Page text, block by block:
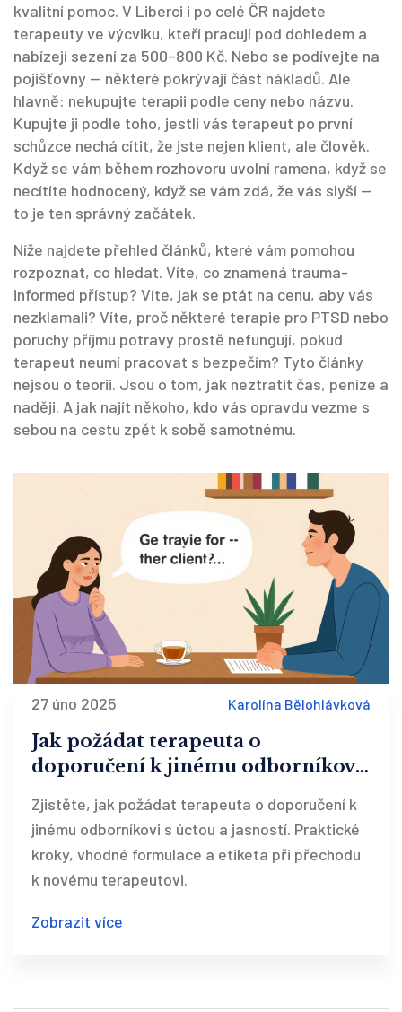
kvalitní pomoc. V Liberci i po celé ČR najdete
terapeuty ve výcviku, kteří pracují pod dohledem a
nabízejí sezení za 500–800 Kč. Nebo se podívejte na
pojišťovny — některé pokrývají část nákladů. Ale
hlavně: nekupujte terapii podle ceny nebo názvu.
Kupujte ji podle toho, jestli vás terapeut po první
schůzce nechá cítit, že jste nejen klient, ale člověk.
Když se vám během rozhovoru uvolní ramena, když se
necítíte hodnocený, když se vám zdá, že vás slyší —
to je ten správný začátek.
Níže najdete přehled článků, které vám pomohou
rozpoznat, co hledat. Víte, co znamená trauma-
informed přístup? Víte, jak se ptát na cenu, aby vás
nezklamali? Víte, proč některé terapie pro PTSD nebo
poruchy příjmu potravy prostě nefungují, pokud
terapeut neumí pracovat s bezpečím? Tyto články
nejsou o teorii. Jsou o tom, jak neztratit čas, peníze a
naději. A jak najít někoho, kdo vás opravdu vezme s
sebou na cestu zpět k sobě samotnému.
27 úno 2025 Karolína Bělohlávková
Jak požádat terapeuta o
doporučení k jinému odborníkovi:
Zjistěte, jak požádat terapeuta o doporučení k
jinému odborníkovi s úctou a jasností. Praktické
kroky, vhodné formulace a etiketa při přechodu
k novému terapeutovi.
Zobrazit více